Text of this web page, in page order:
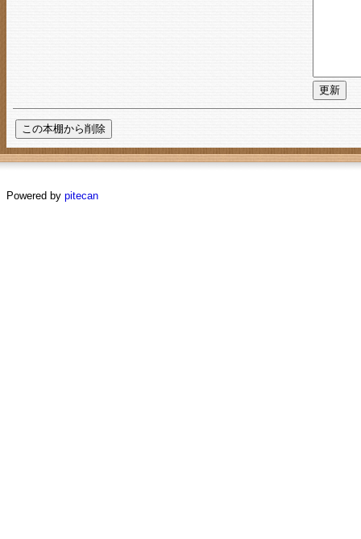
Powered by pitecan